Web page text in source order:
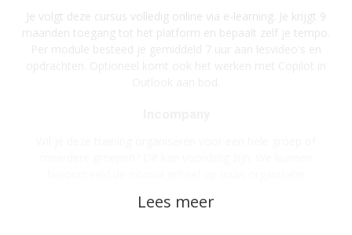
Je volgt deze cursus volledig online via e-learning. Je krijgt 9
maanden toegang tot het platform en bepaalt zelf je tempo.
voordeliger.